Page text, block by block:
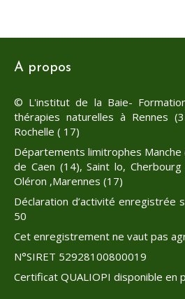
A propos
© L'institut de la Baie-
thérapies naturelles à Rennes
Rochelle ( 17)
Départements limitrophes
de Caen (14), Saint lo,
Oléron ,Marennes (17)
Déclaration d’activité enregistrée
50
Cet enregistrement ne vaut pas
N°SIRET 52928100800019
Certificat QUALIOPI disponible en